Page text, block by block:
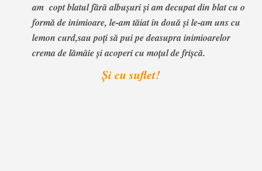
am copt blatul fără albuşuri şi am decupat din blat cu o
formă de inimioare, le-am tăiat în două şi le-am uns cu
lemon curd,sau poţi să pui pe deasupra inimioarelor
crema de lămâie şiacoperi cu moţul de frişcă.
Şi cu suflet!